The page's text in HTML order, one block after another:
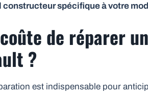
constructeur spécifique à votre
de réparer
?
est indispensable pour